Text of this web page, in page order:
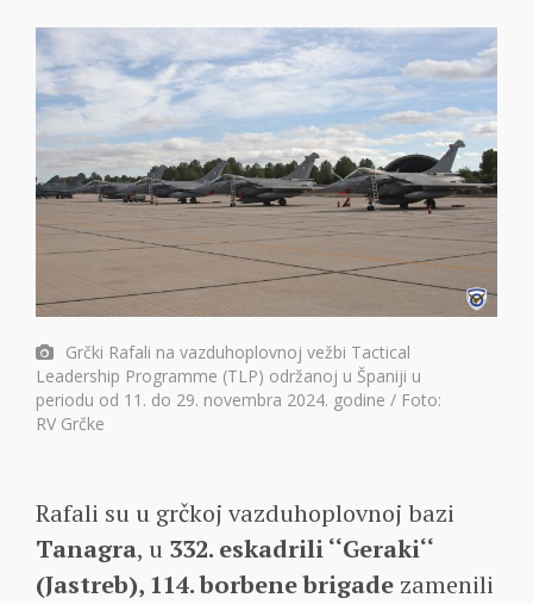
Grčki Rafali na vazduhoplovnoj vežbi Tactical
Leadership Programme (TLP) održanoj u Španiji u
periodu od 11. do 29. novembra 2024. godine / Foto:
RV Grčke
Rafali su u grčkoj vazduhoplovnoj bazi
Tanagra, u 332. eskadrili ‘‘Geraki‘‘
(Jastreb), 114. borbene brigade zamenili